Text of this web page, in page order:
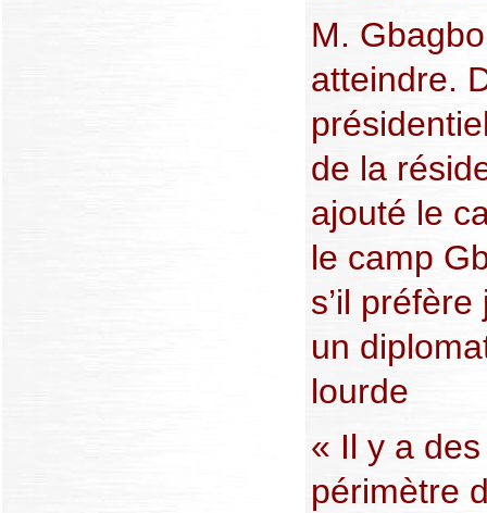
M.
atteindre.
de la
ajouté le
le camp
s’il
un
lourde
« Il y a
périmètre